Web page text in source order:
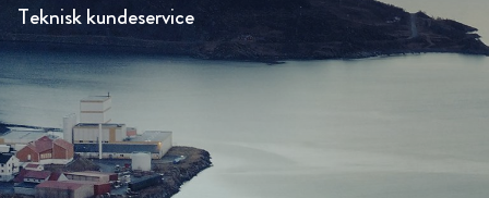
Teknisk kundeservice